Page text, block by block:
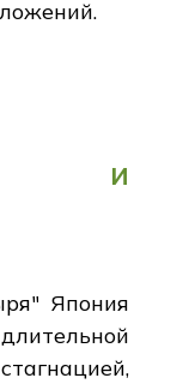
и
Япония